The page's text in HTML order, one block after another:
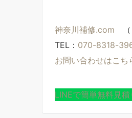
神奈川補修.com （
TEL： 070-8318-
お問い合わせはこち
LINEで簡単無料見積